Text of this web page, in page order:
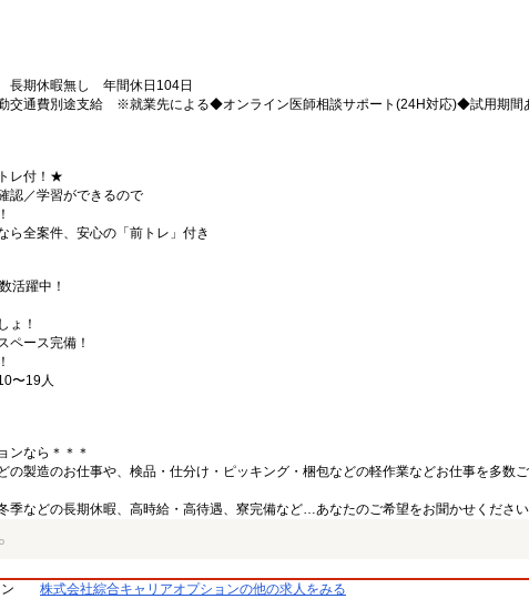
期休暇無し 年間休日104日
交通費別途支給 ※就業先による◆オンライン医師相談サポート(24H対応)◆試用期間
レ付！★
認／学習ができるので
ら全案件、安心の「前トレ」付き
活躍中！
ょ！
ペース完備！
〜19人
ンなら＊＊＊
の製造のお仕事や、検品・仕分け・ピッキング・梱包などの軽作業などお仕事を多数
季などの長期休暇、高時給・高待遇、寮完備など…あなたのご希望をお聞かせくださ
株式会社綜合キャリアオプションの他の求人をみる